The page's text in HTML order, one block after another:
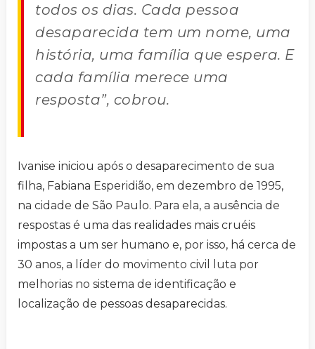
todos os dias. Cada pessoa
desaparecida tem um nome, uma
história, uma família que espera. E
cada família merece uma
resposta”, cobrou.
Ivanise iniciou após o desaparecimento de sua
filha, Fabiana Esperidião, em dezembro de 1995,
na cidade de São Paulo. Para ela, a ausência de
respostas é uma das realidades mais cruéis
impostas a um ser humano e, por isso, há cerca de
30 anos, a líder do movimento civil luta por
melhorias no sistema de identificação e
localização de pessoas desaparecidas.